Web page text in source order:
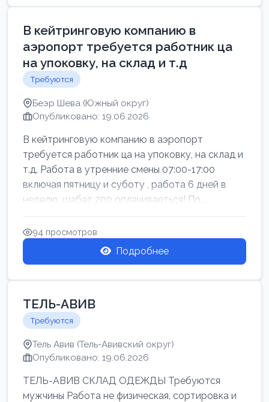
В кейтринговую компанию в
аэропорт требуется работник ца
на упоковку, на склад и т.д
Требуются
Беэр Шева (Южный округ)
Опубликовано: 19.06.2026
В кейтринговую компанию в аэропорт
требуется работник ца на упоковку, на склад и
т.д. Работа в утренние смены 07:00-17:00
включая пятницу и суботу , работа 6 дней в
неделю, шабат 200 оплачиваеться! По...
94 просмотров
Подробнее
ТЕЛЬ-АВИВ
Требуются
Тель Авив (Тель-Авивский округ)
Опубликовано: 19.06.2026
ТЕЛЬ-АВИВ СКЛАД ОДЕЖДЫ Требуются
мужчины Работа не физическая, сортировка и